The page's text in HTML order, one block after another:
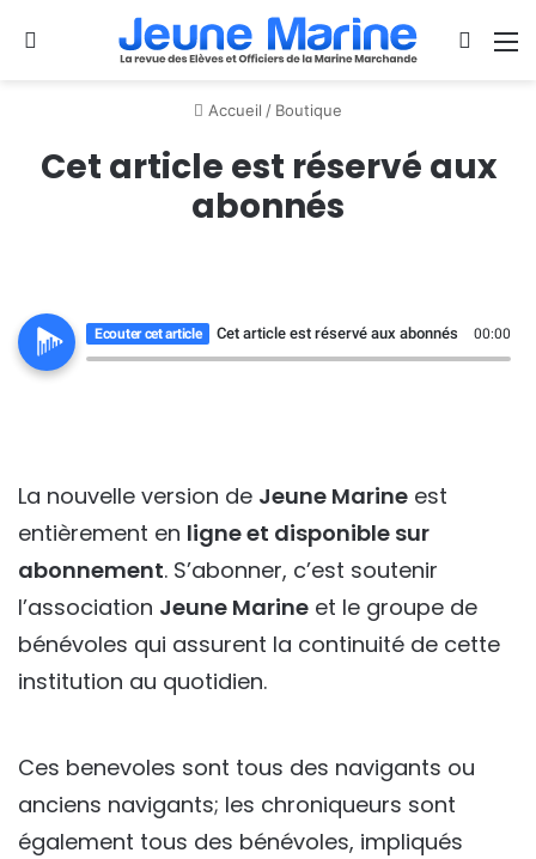
Se connecter
Accueil / Boutique
Cet article est réservé aux
abonnés
Ecouter cet article Cet article est réservé aux abonnés 00:00
La nouvelle version de Jeune Marine est
entièrement en ligne et disponible sur
abonnement. S’abonner, c’est soutenir
l’association Jeune Marine et le groupe de
bénévoles qui assurent la continuité de cette
institution au quotidien.
Ces benevoles sont tous des navigants ou
anciens navigants; les chroniqueurs sont
également tous des bénévoles, impliqués